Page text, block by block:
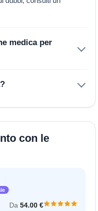
medica per
con le
Da 54.00 €